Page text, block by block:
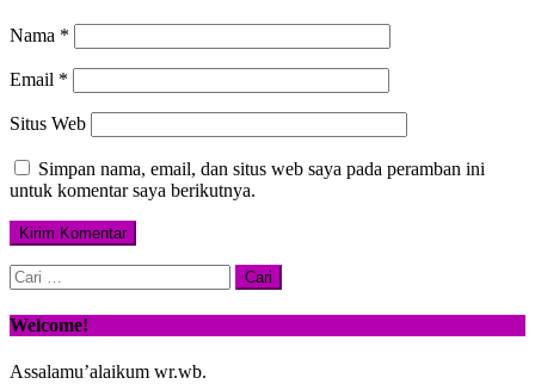
Nama *
Email *
Situs Web
Simpan nama, email, dan situs web saya pada peramban ini
untuk komentar saya berikutnya.
Cari
untuk:
Welcome!
Assalamu’alaikum wr.wb.